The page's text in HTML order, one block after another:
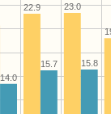
23.0
22.9
15.8
15.7
14.0